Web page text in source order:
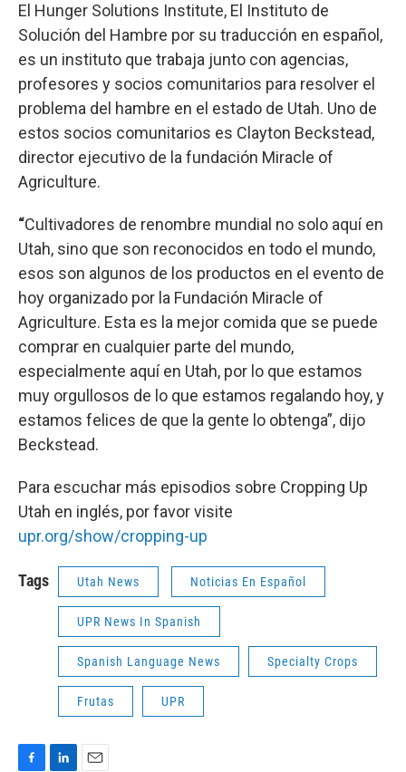
El Hunger Solutions Institute, El Instituto de
Solución del Hambre por su traducción en español,
es un instituto que trabaja junto con agencias,
profesores y socios comunitarios para resolver el
problema del hambre en el estado de Utah. Uno de
estos socios comunitarios es Clayton Beckstead,
director ejecutivo de la fundación Miracle of
Agriculture.
“Cultivadores de renombre mundial no solo aquí en
Utah, sino que son reconocidos en todo el mundo,
esos son algunos de los productos en el evento de
hoy organizado por la Fundación Miracle of
Agriculture. Esta es la mejor comida que se puede
comprar en cualquier parte del mundo,
especialmente aquí en Utah, por lo que estamos
muy orgullosos de lo que estamos regalando hoy, y
estamos felices de que la gente lo obtenga”, dijo
Beckstead.
Para escuchar más episodios sobre Cropping Up
Utah en inglés, por favor visite
upr.org/show/cropping-up
Tags Utah News Noticias En Español
UPR News In Spanish
Spanish Language News Specialty Crops
Frutas UPR